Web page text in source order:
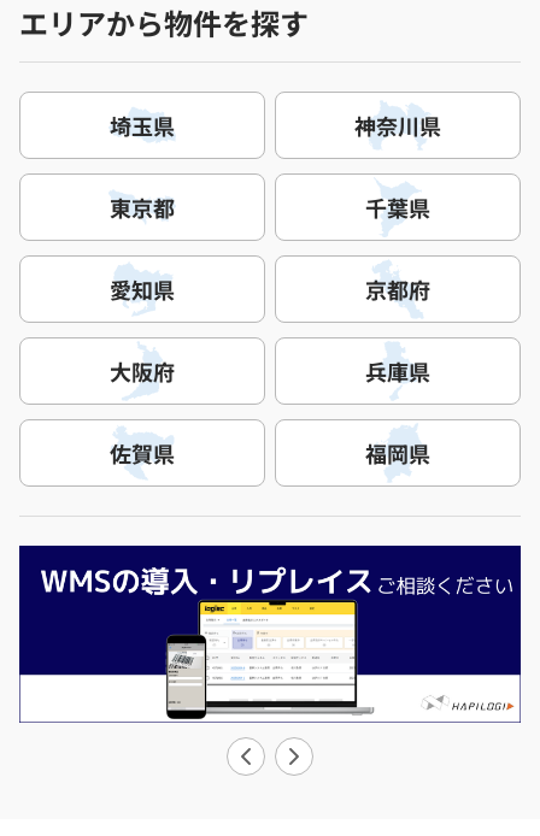
エリアから物件を探す
埼玉県 神奈川県
東京都 千葉県
愛知県 京都府
大阪府 兵庫県
佐賀県 福岡県